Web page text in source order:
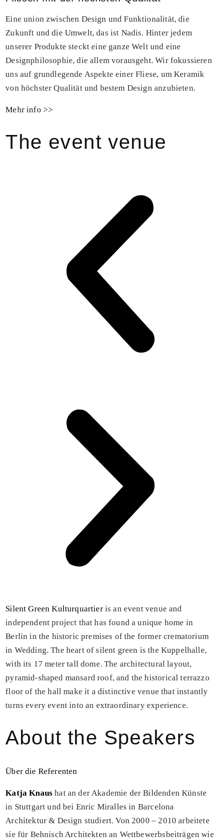
Eine union zwischen Design und Funktionalität, die
Zukunft und die Umwelt, das ist Nadis. Hinter jedem
unserer Produkte steckt eine ganze Welt und eine
Designphilosophie, die allem vorausgeht. Wir fokussieren
uns auf grundlegende Aspekte einer Fliese, um Keramik
von höchster Qualität und bestem Design anzubieten.
Mehr info >>
The event venue
Silent Green Kulturquartieris an event venue and
independent project that has found a unique home in
Berlin in the historic premises of the former crematorium
in Wedding. The heart of silent green is the Kuppelhalle,
with its 17 meter tall dome. The architectural layout,
pyramid-shaped mansard roof, and the historical terrazzo
floor of the hall make it a distinctive venue that instantly
turns every event into an extraordinary experience.
About the Speakers
Über die Referenten
Katja Knaus hat an der Akademie der Bildenden Künste
in Stuttgart und bei Enric Miralles in Barcelona
Architektur & Design studiert. Von 2000 – 2010 arbeitete
sie für Behnisch Architekten an Wettbewerbsbeiträgen wie